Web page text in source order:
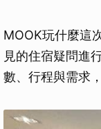
MOOK玩什麼這
見的住宿疑問進
數、行程與需求